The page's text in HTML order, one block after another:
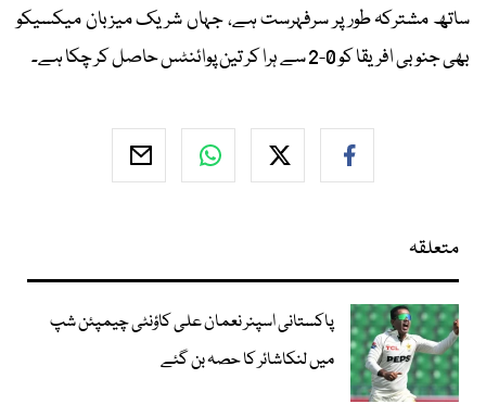
ساتھ مشترکہ طور پر سرفہرست ہے، جہاں شریک میزبان میکسیکو
بھی جنوبی افریقا کو 0-2 سے ہرا کر تین پوائنٹس حاصل کر چکا ہے۔
متعلقہ
پاکستانی اسپنر نعمان علی کاؤنٹی چیمپئن شپ
میں لنکاشائر کا حصہ بن گئے